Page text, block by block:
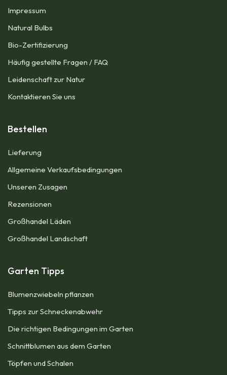
Impressum​
Natural Bulbs
Bio-Zertifizierung
Häufig gestellte Fragen / FAQ
Leidenschaft zur Natur
Kontaktieren Sie uns
Bestellen
Lieferung
Allgemeine Verkaufsbedingungen​
Unseren Zusagen
Rezensionen
Großhandel Läden
Großhandel Landschaft
Garten Tipps
Blumenzwiebeln pflanzen​
Tipps zur Schneckenabwehr
Die richtigen Bedingungen im Garten
Schnittblumen aus dem Garten
Töpfen und Schalen